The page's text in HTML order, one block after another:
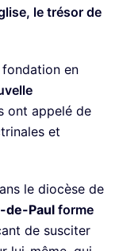
le trésor de
en
ont appelé de
et
le diocèse de
de-Paul forme
de susciter